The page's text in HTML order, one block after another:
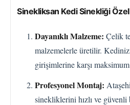
Sinekliksan Kedi Sinekliği
Dayanıklı Malzeme: Çelik
malzemelerle üretilir.
girişimlerine karşı maksimum
Profesyonel Montaj:
sinekliklerini hızlı ve